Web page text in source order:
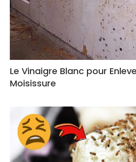
Le Vinaigre Blanc pour
Moisissure